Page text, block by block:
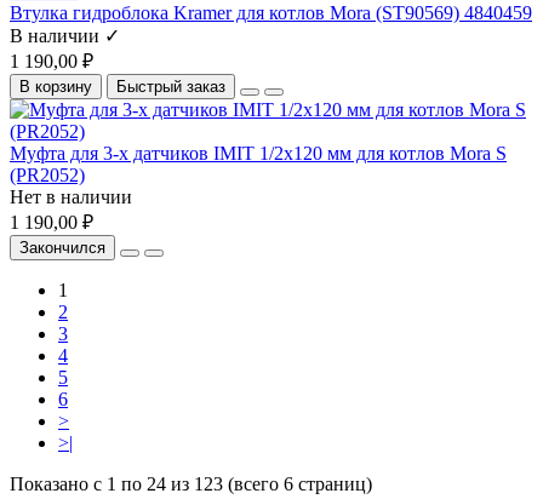
Втулка гидроблока Kramer для котлов Mora (ST90569) 4840459
В наличии ✓
1 190,00 ₽
В корзину Быстрый заказ
Муфта для 3-х датчиков IMIT 1/2x120 мм для котлов Mora S
(PR2052)
Нет в наличии
1 190,00 ₽
Закончился
1
2
3
4
5
6
>
>|
Показано с 1 по 24 из 123 (всего 6 страниц)